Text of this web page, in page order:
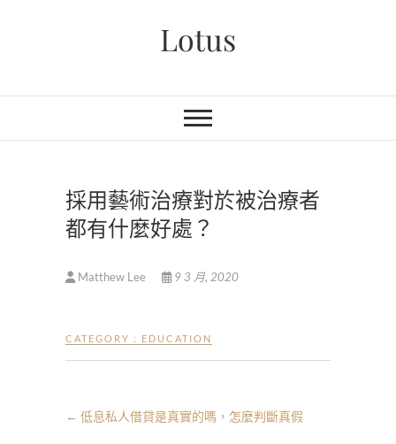
Lotus
採用藝術治療對於被治療者
都有什麼好處？
Matthew Lee 9 3 月, 2020
CATEGORY : EDUCATION
← 低息私人借貸是真實的嗎，怎麼判斷真假